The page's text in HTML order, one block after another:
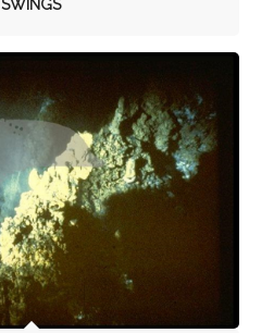
SWINGS